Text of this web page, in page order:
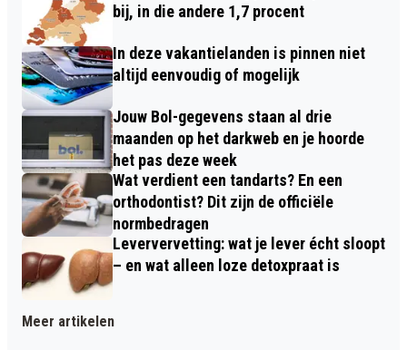
bij, in die andere 1,7 procent
In deze vakantielanden is pinnen niet
altijd eenvoudig of mogelijk
Jouw Bol-gegevens staan al drie
maanden op het darkweb en je hoorde
het pas deze week
Wat verdient een tandarts? En een
orthodontist? Dit zijn de officiële
normbedragen
Leververvetting: wat je lever écht sloopt
– en wat alleen loze detoxpraat is
Meer artikelen